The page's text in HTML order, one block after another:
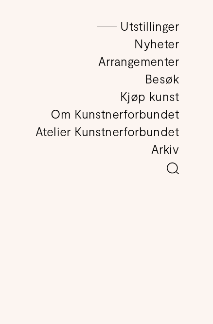
Utstillinger
Nyheter
Arrangementer
Besøk
Kjøp kunst
Om Kunstnerforbundet
Atelier Kunstnerforbundet
Arkiv